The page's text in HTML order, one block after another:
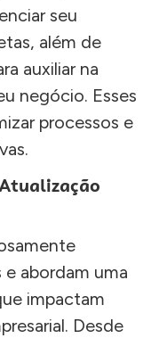
seu
além de
auxiliar na
negócio. Esses
processos e
abordam uma
impactam
Desde